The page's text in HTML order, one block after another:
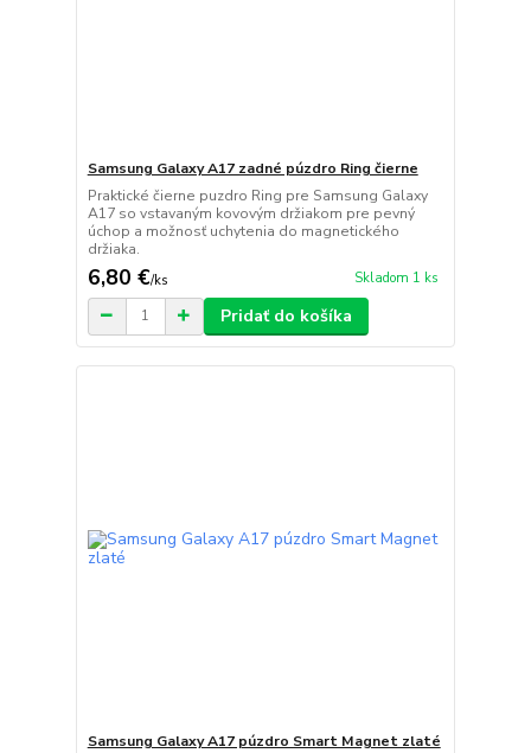
Samsung Galaxy A17 zadné púzdro Ring čierne
Praktické čierne puzdro Ring pre Samsung Galaxy
A17 so vstavaným kovovým držiakom pre pevný
úchop a možnosť uchytenia do magnetického
držiaka.
6,80 €/ks Skladom 1 ks
Pridať do košíka
Samsung Galaxy A17 púzdro Smart Magnet zlaté